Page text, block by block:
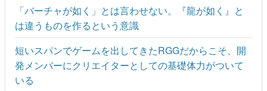
「バーチャが如く」とは言わせない。『龍が如く』と
は違うものを作るという意識
短いスパンでゲームを出してきたRGGだからこそ、開
発メンバーにクリエイターとしての基礎体力がついて
いる